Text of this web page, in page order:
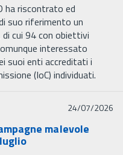
ha riscontrato ed
suo riferimento un
cui 94 con obiettivi
interessato
suoi enti accreditati i
(IoC) individuati.
24/07/2026
malevole